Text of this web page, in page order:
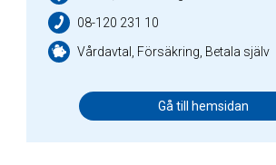
08-120 231 10
Vårdavtal, Försäkring, Betala själv
Gå till hemsidan